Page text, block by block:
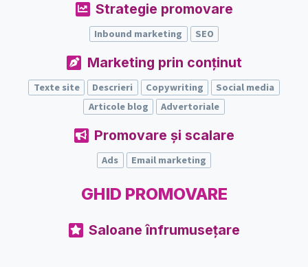
Strategie promovare
Inbound marketing SEO
Marketing prin conținut
Texte site Descrieri Copywriting
Social media
Articole blog
Advertoriale
Promovare și scalare
Ads Email marketing
GHID PROMOVARE
Saloane înfrumusețare